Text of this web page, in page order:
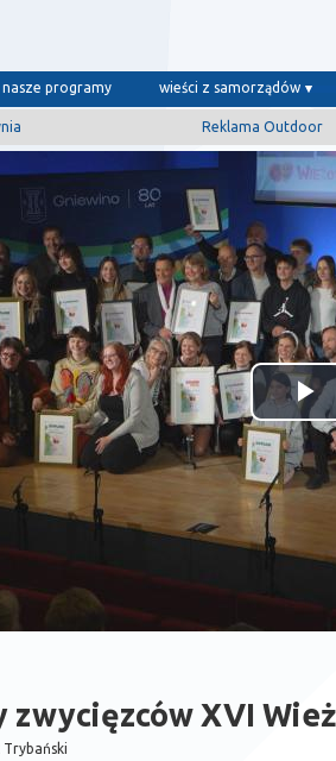
nasze programy wieści z samorządów
Reklama Outdoor
zwycięzców XVI